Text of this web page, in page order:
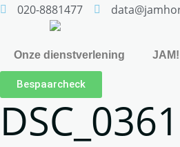
020-8881477
Onze dienstverlening
Bespaarcheck
DSC_0361